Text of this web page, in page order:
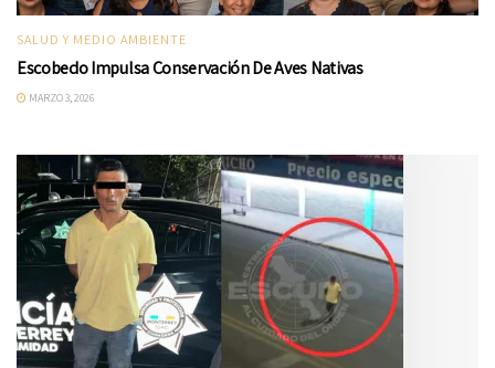
SALUD Y MEDIO AMBIENTE
Escobedo Impulsa Conservación De Aves Nativas
MARZO 3, 2026